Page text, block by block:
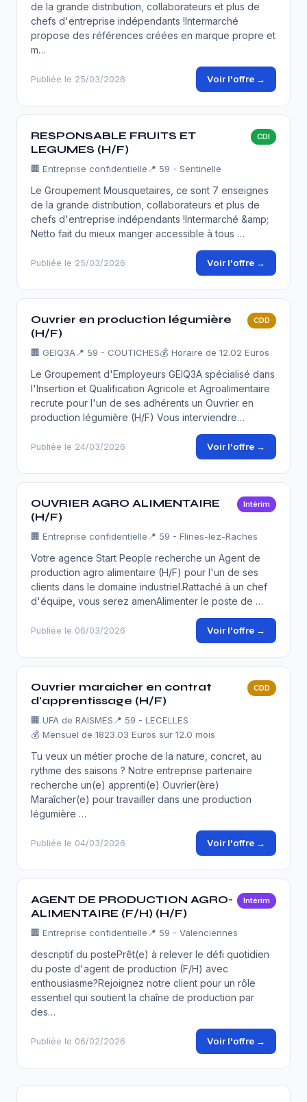
de la grande distribution, collaborateurs et plus de
chefs d'entreprise indépendants !Intermarché
propose des références créées en marque propre et
m…
Publiée le 25/03/2026 Voir l'offre →
RESPONSABLE FRUITS ET
LEGUMES (H/F)
CDI
🏢 Entreprise confidentielle 📍 59 - Sentinelle
Le Groupement Mousquetaires, ce sont 7 enseignes
de la grande distribution, collaborateurs et plus de
chefs d'entreprise indépendants !Intermarché &amp;
Netto fait du mieux manger accessible à tous …
Publiée le 25/03/2026 Voir l'offre →
Ouvrier en production légumière
(H/F)
CDD
🏢 GEIQ3A📍 59 - COUTICHES💰 Horaire de 12.02 Euros
Le Groupement d'Employeurs GEIQ3A spécialisé dans
l'Insertion et Qualification Agricole et Agroalimentaire
recrute pour l'un de ses adhérents un Ouvrier en
production légumière (H/F) Vous interviendre…
Publiée le 24/03/2026 Voir l'offre →
OUVRIER AGRO ALIMENTAIRE
(H/F)
Intérim
🏢 Entreprise confidentielle 📍 59 - Flines-lez-Raches
Votre agence Start People recherche un Agent de
production agro alimentaire (H/F) pour l'un de ses
clients dans le domaine industriel.Rattaché à un chef
d'équipe, vous serez amenAlimenter le poste de …
Publiée le 06/03/2026 Voir l'offre →
Ouvrier maraicher en contrat
d'apprentissage (H/F)
CDD
🏢 UFA de RAISMES 📍 59 - LECELLES
💰 Mensuel de 1823.03 Euros sur 12.0 mois
Tu veux un métier proche de la nature, concret, au
rythme des saisons ? Notre entreprise partenaire
recherche un(e) apprenti(e) Ouvrier(ère)
Maraîcher(e) pour travailler dans une production
légumière …
Publiée le 04/03/2026 Voir l'offre →
AGENT DE PRODUCTION AGRO-
ALIMENTAIRE (F/H) (H/F)
Intérim
🏢 Entreprise confidentielle 📍 59 - Valenciennes
descriptif du postePrêt(e) à relever le défi quotidien
du poste d'agent de production (F/H) avec
enthousiasme?Rejoignez notre client pour un rôle
essentiel qui soutient la chaîne de production par
des…
Publiée le 06/02/2026 Voir l'offre →